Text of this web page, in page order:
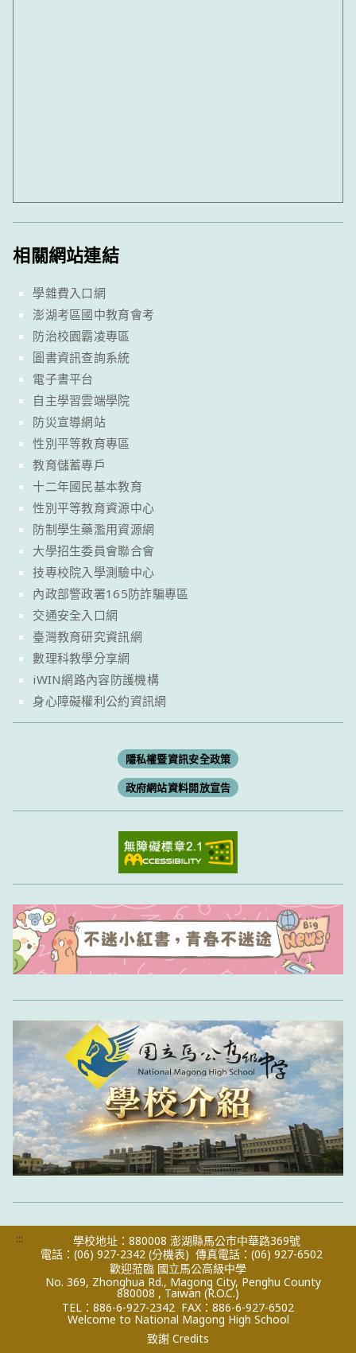
相關網站連結
學雜費入口網
澎湖考區國中教育會考
防治校園霸凌專區
圖書資訊查詢系統
電子書平台
自主學習雲端學院
防災宣導網站
性別平等教育專區
教育儲蓄專戶
十二年國民基本教育
性別平等教育資源中心
防制學生藥濫用資源網
大學招生委員會聯合會
技專校院入學測驗中心
內政部警政署165防詐騙專區
交通安全入口網
臺灣教育研究資訊網
數理科教學分享網
iWIN網路內容防護機構
身心障礙權利公約資訊網
隱私權暨資訊安全政策
政府網站資料開放宣告
:::
學校地址：880008 澎湖縣馬公市中華路369號
電話：(06) 927-2342 (分機表) 傳真電話：(06) 927-6502
歡迎蒞臨 國立馬公高級中學
No. 369, Zhonghua Rd., Magong City, Penghu County
880008 , Taiwan (R.O.C.)
TEL：886-6-927-2342 FAX：886-6-927-6502
Welcome to National Magong High School
致謝 Credits